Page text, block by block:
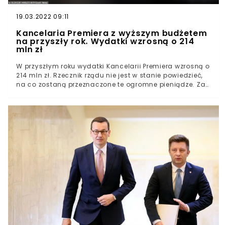
19.03.2022 09:11
Kancelaria Premiera z wyższym budżetem
na przyszły rok. Wydatki wzrosną o 214
mln zł
W przyszłym roku wydatki Kancelarii Premiera wzrosną o
214 mln zł. Rzecznik rządu nie jest w stanie powiedzieć,
na co zostaną przeznaczone te ogromne pieniądze. Za